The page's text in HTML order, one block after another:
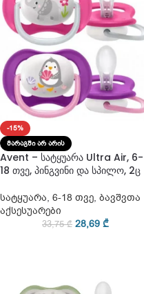
-15%
ᲛᲐᲠᲐᲒᲨᲘ ᲐᲠ ᲐᲠᲘᲡ
Avent – სატყუარა Ultra Air, 6-
18 თვე, პინგვინი და სპილო, 2ც
სატყუარა, 6-18 თვე, ბავშვთა
აქსესუარები
33,75₾ 28,69 ₾